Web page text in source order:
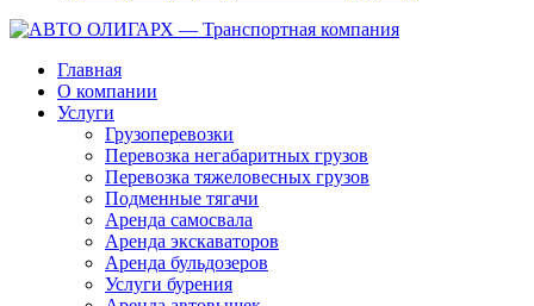
Главная
О компании
Услуги
Грузоперевозки
Перевозка негабаритных грузов
Перевозка тяжеловесных грузов
Подменные тягачи
Аренда самосвала
Аренда экскаваторов
Аренда бульдозеров
Услуги бурения